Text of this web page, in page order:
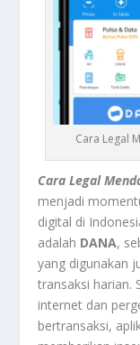
Cara Legal
Cara Legal
menjadi
digital di
adalah DANA,
yang digunakan
transaksi harian.
internet dan
bertransaksi,